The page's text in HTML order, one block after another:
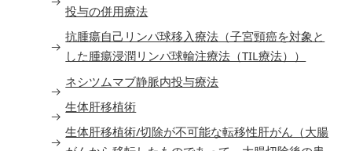
投与の併用療法
抗腫瘍自己リンパ球移入療法（子宮頸癌を対象と
した腫瘍浸潤リンパ球輸注療法（TIL療法））
ネシツムマブ静脈内投与療法
生体肝移植術
生体肝移植術/切除が不可能な転移性肝がん（大腸